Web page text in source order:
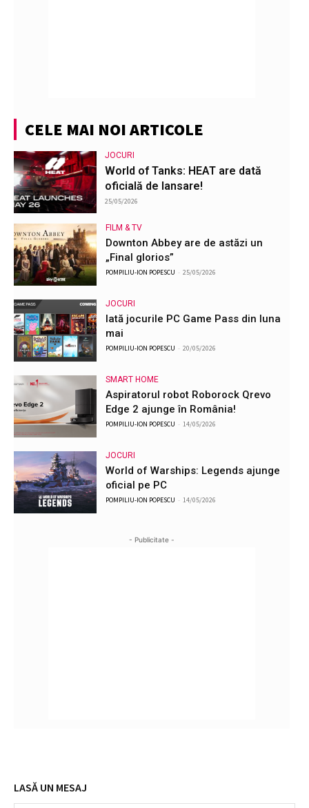
CELE MAI NOI ARTICOLE
JOCURI
World of Tanks: HEAT are dată
oficială de lansare!
25/05/2026
FILM & TV
Downton Abbey are de astăzi un
„Final glorios”
POMPILIU-ION POPESCU - 25/05/2026
JOCURI
Iată jocurile PC Game Pass din luna
mai
POMPILIU-ION POPESCU - 20/05/2026
SMART HOME
Aspiratorul robot Roborock Qrevo
Edge 2 ajunge în România!
POMPILIU-ION POPESCU - 14/05/2026
JOCURI
World of Warships: Legends ajunge
oficial pe PC
POMPILIU-ION POPESCU - 14/05/2026
- Publicitate -
LASĂ UN MESAJ